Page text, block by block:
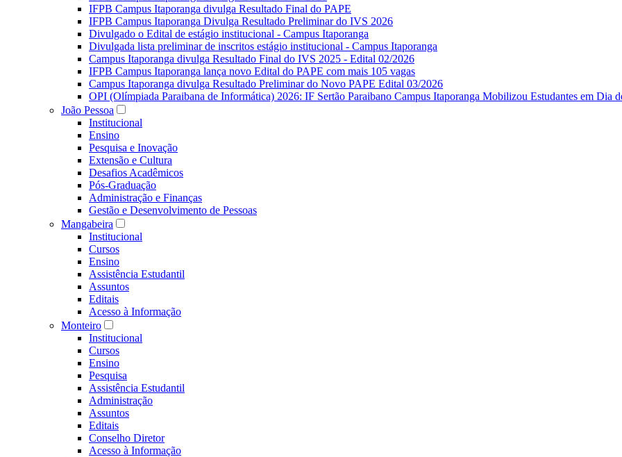
IFPB Campus Itaporanga divulga Resultado Final do PAPE
IFPB Campus Itaporanga Divulga Resultado Preliminar do IVS 2026
Divulgado o Edital de estágio institucional - Campus Itaporanga
Divulgada lista preliminar de inscritos estágio institucional - Campus Itaporanga
Campus Itaporanga divulga Resultado Final do IVS 2025 - Edital 02/2026
IFPB Campus Itaporanga lança novo Edital do PAPE com mais 105 vagas
Campus Itaporanga divulga Resultado Preliminar do Novo PAPE Edital 03/2026
OPI (Olímpiada Paraibana de Informática) 2026: IF Sertão Paraibano Campus Itaporanga Mobilizou Estudantes em Dia
João Pessoa
Institucional
Ensino
Pesquisa e Inovação
Extensão e Cultura
Desafios Acadêmicos
Pós-Graduação
Administração e Finanças
Gestão e Desenvolvimento de Pessoas
Mangabeira
Institucional
Cursos
Ensino
Assistência Estudantil
Assuntos
Editais
Acesso à Informação
Monteiro
Institucional
Cursos
Ensino
Pesquisa
Assistência Estudantil
Administração
Assuntos
Editais
Conselho Diretor
Acesso à Informação